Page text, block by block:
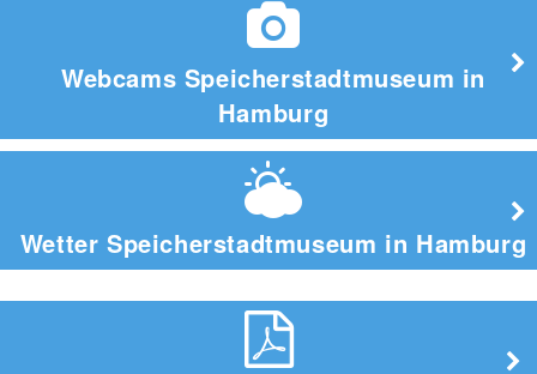
Webcams Speicherstadtmuseum in
Hamburg
Wetter Speicherstadtmuseum in Hamburg